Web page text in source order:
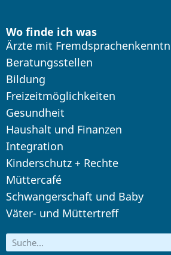
Wo finde ich was
Ärzte mit
Beratungsstellen
Bildung
Freizeitmöglichkeiten
Gesundheit
Haushalt und Finanzen
Integration
Kinderschutz + Rechte
Müttercafé
Schwangerschaft und Baby
Väter- und Müttertreff